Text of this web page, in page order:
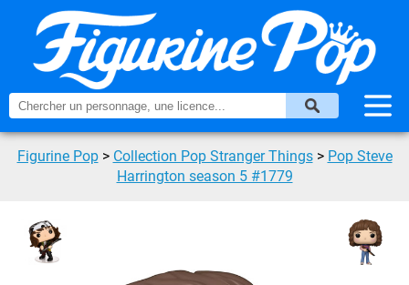
Figurine Pop > Collection Pop Stranger Things > Pop Steve
Harrington season 5 #1779